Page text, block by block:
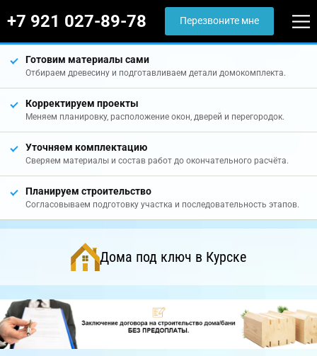
+7 921 027-89-78 Перезвоните мне
Готовим материалы сами
Отбираем древесину и подготавливаем детали домокомплекта.
Корректируем проекты
Меняем планировку, расположение окон, дверей и перегородок.
Уточняем комплектацию
Сверяем материалы и состав работ до окончательного расчёта.
Планируем строительство
Согласовываем подготовку участка и последовательность этапов.
Дома под ключ в Курске